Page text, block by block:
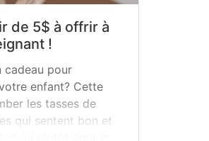
de 5$ à offrir à
!
cadeau pour
enfant? Cette
les tasses de
qui sentent bon et